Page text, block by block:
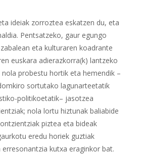
ideiak zorroztea eskatzen du, eta
Pentsatzeko, gaur egungo
eta kulturaren koadrante
euskara adierazkorra(k) lantzeko
probestu hortik eta hemendik –
sortutako lagunarteetatik
politikoetatik– jasotzea
nola lortu hiztunak baliabide
piztea eta bideak
eredu horiek guztiak
kutxa eraginkor bat.